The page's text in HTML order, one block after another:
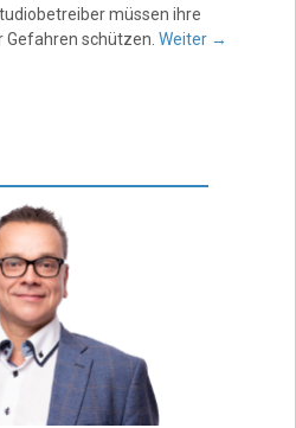
müssen ihre
Gefahren schützen. Weiter →